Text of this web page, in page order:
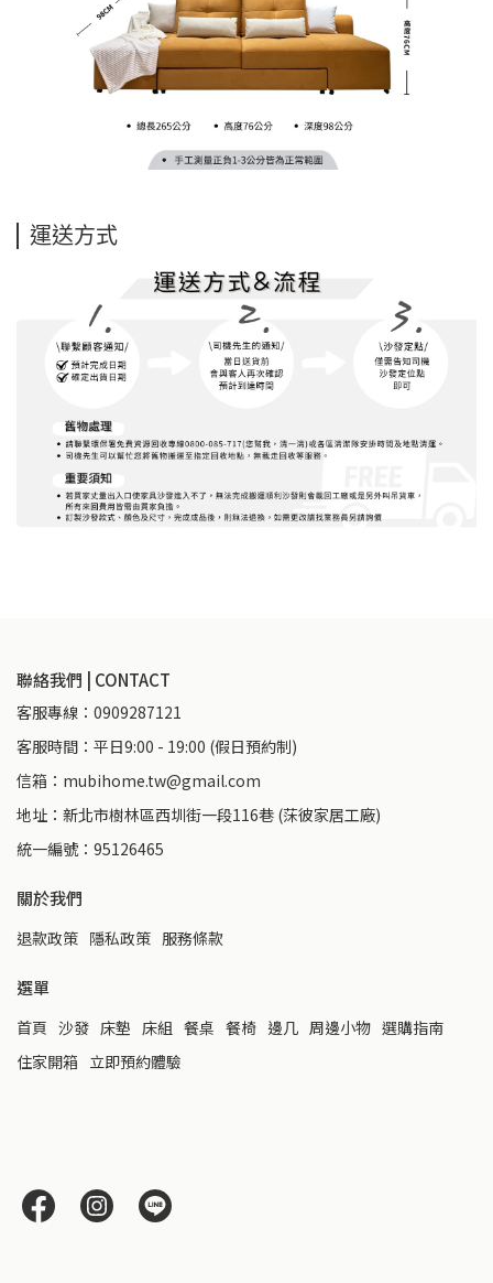
運送方式
聯絡我們 | CONTACT
客服專線：0909287121
客服時間：平日9:00 - 19:00 (假日預約制)
信箱：mubihome.tw@gmail.com
地址：新北市樹林區西圳街一段116巷 (莯彼家居工廠)
統一編號：95126465
關於我們
退款政策 隱私政策 服務條款
選單
首頁 沙發 床墊 床組 餐桌 餐椅 邊几 周邊小物 選購指南
住家開箱 立即預約體驗